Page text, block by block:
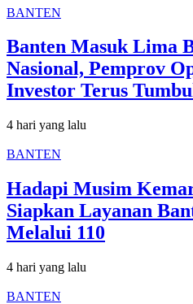
BANTEN
Banten Masuk Lima
Nasional, Pemprov
Investor Terus
4 hari yang lalu
BANTEN
Hadapi Musim
Siapkan Layanan
Melalui 110
4 hari yang lalu
BANTEN